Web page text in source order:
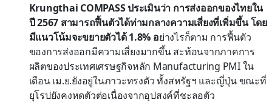
Krungthai COMPASS ประเมินว่า การส่งออกของไทยใน
ปี 2567 สามารถฟื้นตัวได้ท่ามกลางความเสี่ยงที่เพิ่มขึ้น โดย
มีแนวโน้มจะขยายตัวได้ 1.8% อย่างไรก็ตาม การฟื้นตัว
ของการส่งออกมีความเสี่ยงมากขึ้น สะท้อนจากภาคการ
ผลิตของประเทศเศรษฐกิจหลัก Manufacturing PMI ใน
เดือน เม.ย.ยังอยู่ในภาวะทรงตัว ทั้งสหรัฐฯ และญี่ปุ่น ขณะที่
ยุโรปยังคงหดตัวต่อเนื่องจากอุปสงค์ที่ชะลอตัว